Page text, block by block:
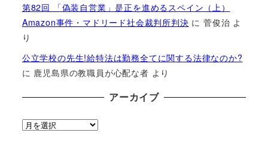
第82回 「偽装自営業」是正を進めるスペイン（上）
Amazon事件・マドリード社会裁判所判決 に菅俊治 よ
り
公立学校の先生!給特法は勤務全てに関する法律なのか?
に 鹿児島県の教職員が心配な者 より
アーカイブ
ア